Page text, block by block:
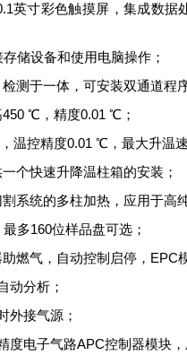
英寸彩色触摸屏，集成数据
储设备和使用电脑操作；
测于一体，可安装双通道程
450℃，精度0.01℃；
温控精度0.01℃，最大升温
个快速升降温柱箱的安装；
系统的多柱加热，应用于高
最多160位样品盘可选；
燃气，自动控制启停， EPC
动分析；
外接气源；
度电子气路APC控制器模块